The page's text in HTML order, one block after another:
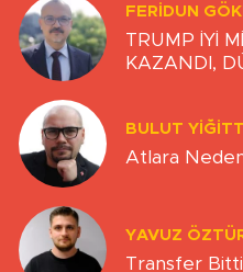
FERIDUN
TRUMP İYİ
KAZANDI,
BULUT
Atlara
YAVUZ
Transfer